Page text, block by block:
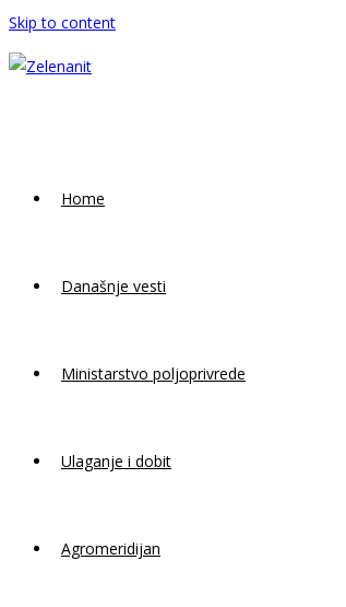
Skip to content
Home
Današnje vesti
Ministarstvo poljoprivrede
Ulaganje i dobit
Agromeridijan